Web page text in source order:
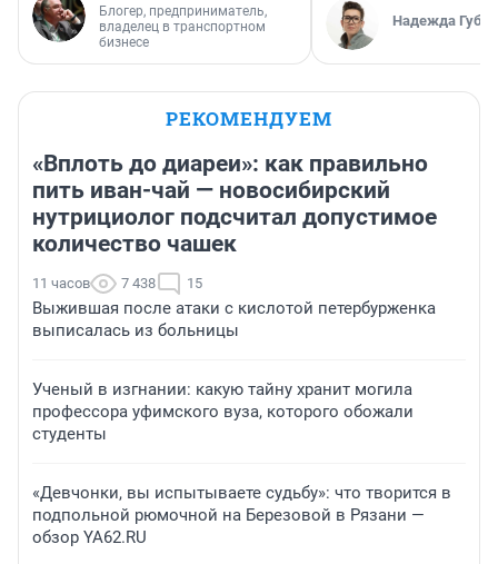
Блогер, предприниматель,
владелец в транспортном
бизнесе
Надежда
РЕКОМЕНДУЕМ
«Вплоть до диареи»: как правильно
пить иван-чай — новосибирский
нутрициолог подсчитал допустимое
количество чашек
11 часов 7 438 15
Выжившая после атаки с кислотой петербурженка
выписалась из больницы
Ученый в изгнании: какую тайну хранит могила
профессора уфимского вуза, которого обожали
студенты
«Девчонки, вы испытываете судьбу»: что творится в
подпольной рюмочной на Березовой в Рязани —
обзор YA62.RU